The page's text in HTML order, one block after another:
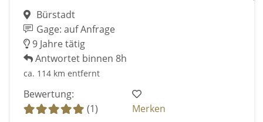
Bürstadt
Gage: auf Anfrage
9 Jahre tätig
Antwortet binnen 8h
ca. 114 km entfernt
Bewertung:
(1)
Merken